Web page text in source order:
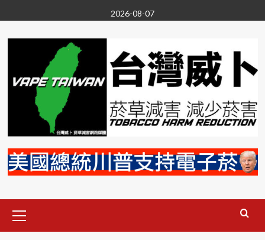
to
content
2026-08-07
Menu